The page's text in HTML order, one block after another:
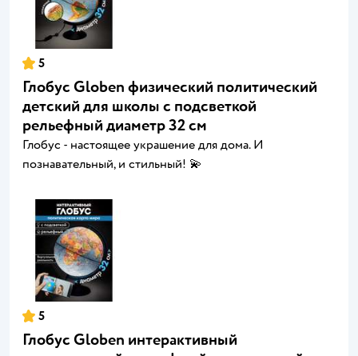
5
Глобус Globen физический политический
детский для школы с подсветкой
рельефный диаметр 32 см
Глобус - настоящее украшение для дома. И
познавательный, и стильный! 💫
5
Глобус Globen интерактивный